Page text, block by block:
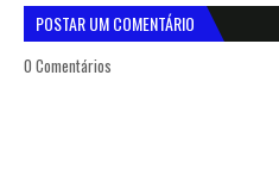
POSTAR UM COMENTÁRIO
0 Comentários